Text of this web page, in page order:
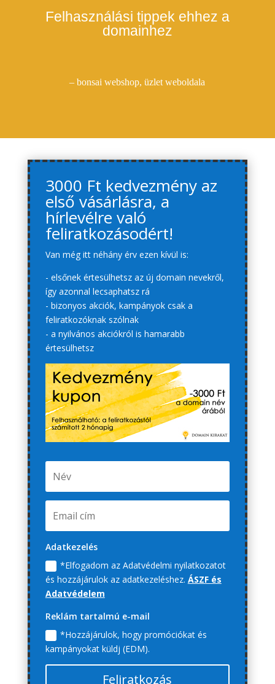
Felhasználási tippek ehhez a
domainhez
– bonsai webshop, üzlet weboldala
3000 Ft kedvezmény az
első vásárlásra, a
hírlevélre való
feliratkozásodért!
Van még itt néhány érv ezen kívül is:
- elsőnek értesülhetsz az új domain nevekről,
így azonnal lecsaphatsz rá
- bizonyos akciók, kampányok csak a
feliratkozóknak szólnak
- a nyilvános akciókról is hamarabb
értesülhetsz
Adatkezelés
*Elfogadom az Adatvédelmi nyilatkozatot
és hozzájárulok az adatkezeléshez. ÁSZF és
Adatvédelem
Reklám tartalmú e-mail
*Hozzájárulok, hogy promóciókat és
kampányokat küldj (EDM).
Feliratkozás